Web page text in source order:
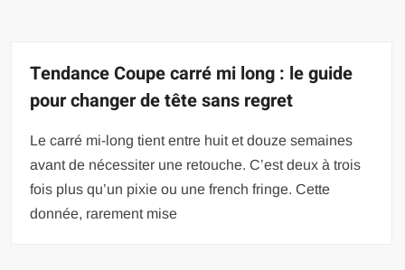
Tendance Coupe carré mi long : le guide
pour changer de tête sans regret
Le carré mi-long tient entre huit et douze semaines
avant de nécessiter une retouche. C’est deux à trois
fois plus qu’un pixie ou une french fringe. Cette
donnée, rarement mise